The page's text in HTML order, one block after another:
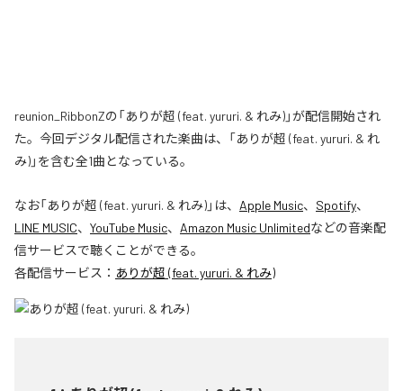
reunion_RibbonZの「ありが超 (feat. yururi. & れみ)」が配信開始され
た。今回デジタル配信された楽曲は、「ありが超 (feat. yururi. & れ
み)」を含む全1曲となっている。
なお「ありが超 (feat. yururi. & れみ)」は、 Apple Music、 Spotify、
LINE MUSIC、 YouTube Music、 Amazon Music Unlimitedなどの音楽配
信サービスで聴くことができる。
各配信サービス： ありが超 (feat. yururi. & れみ)